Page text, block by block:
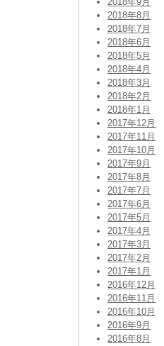
2018年8月
2018年7月
2018年6月
2018年5月
2018年4月
2018年3月
2018年2月
2018年1月
2017年12月
2017年11月
2017年10月
2017年9月
2017年8月
2017年7月
2017年6月
2017年5月
2017年4月
2017年3月
2017年2月
2017年1月
2016年12月
2016年11月
2016年10月
2016年9月
2016年8月